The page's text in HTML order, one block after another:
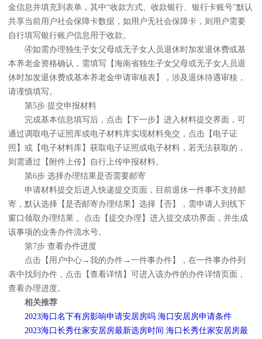
金信息并填充到表单，其中“收款方式、收款银行、银行卡账号”默认
共享当前用户社会保障卡数据，如用户无社会保障卡，则用户需要
自行填写银行账户信息用于收款。
④如需办理独生子女父母或无子女人员退休时加发退休费或基
本养老金资格确认，需填写【海南省独生子女父母或无子女人员退
休时加发退休费或基本养老金申请审核表】，涉及退休待遇审核，
请谨慎填写。
第5步 提交申报材料
完成基本信息填写后，点击【下一步】进入材料提交界面，可
通过调取电子证照库或电子材料库实现材料免交，点击【电子证
照】或【电子材料库】获取电子证照或电子材料，若无法获取的，
则需通过【附件上传】自行上传申报材料。
第6步 选择办理结果是否需要邮寄
申请材料提交后进入快递提交页面，目前退休一件事不支持邮
寄，默认选择【是否邮寄办理结果】选择【否】，需申请人到线下
窗口领取办理结果 。点击【提交办理】进入提交成功界面，并生成
该事项的业务办件流水号。
第7步 查看办件进度
点击【用户中心→我的办件→一件事办件】，在一件事办件列
表中找到办件，点击【查看详情】可进入该办件的办件详情页面，
查看办理进度。
相关推荐
2023海口名下有房影响申请安居房吗 海口安居房申请条件
2023海口长秀仕家安居房最新选房时间 海口长秀仕家安居房最